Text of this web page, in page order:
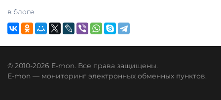
в блоге
© 2010-2026 E-mon. Все права защищены.
E-mon — мониторинг электронных обменных пунктов.